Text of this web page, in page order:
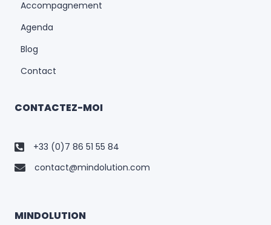
Accompagnement
Agenda
Blog
Contact
CONTACTEZ-MOI
+33 (0)7 86 51 55 84
contact@mindolution.com
MINDOLUTION